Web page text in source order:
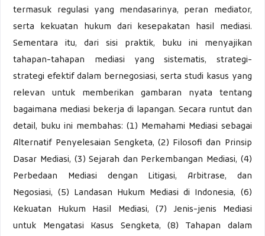
termasuk regulasi yang mendasarinya, peran mediator,
serta kekuatan hukum dari kesepakatan hasil mediasi.
Sementara itu, dari sisi praktik, buku ini menyajikan
tahapan-tahapan mediasi yang sistematis, strategi-
strategi efektif dalam bernegosiasi, serta studi kasus yang
relevan untuk memberikan gambaran nyata tentang
bagaimana mediasi bekerja di lapangan. Secara runtut dan
detail, buku ini membahas: (1) Memahami Mediasi sebagai
Alternatif Penyelesaian Sengketa, (2) Filosofi dan Prinsip
Dasar Mediasi, (3) Sejarah dan Perkembangan Mediasi, (4)
Perbedaan Mediasi dengan Litigasi, Arbitrase, dan
Negosiasi, (5) Landasan Hukum Mediasi di Indonesia, (6)
Kekuatan Hukum Hasil Mediasi, (7) Jenis-jenis Mediasi
untuk Mengatasi Kasus Sengketa, (8) Tahapan dalam